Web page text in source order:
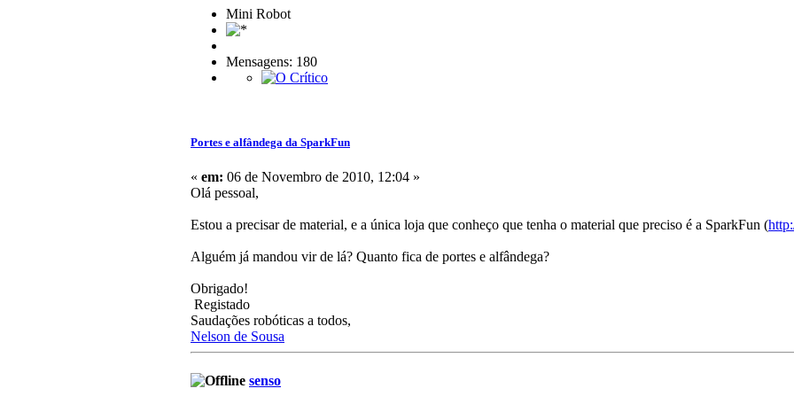
Mini Robot
Mensagens: 180
Portes e alfândega da SparkFun
« em: 06 de Novembro de 2010, 12:04 »
Olá pessoal,
Estou a precisar de material, e a única loja que conheço que tenha o material que preciso é a SparkFun (
Alguém já mandou vir de lá? Quanto fica de portes e alfândega?
Obrigado!
Registado
Saudações robóticas a todos,
Nelson de Sousa
senso